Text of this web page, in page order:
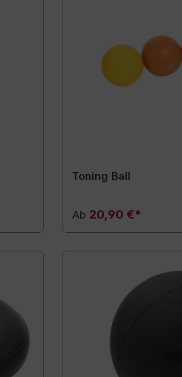
Toning Ball
Ab 20,90 €*